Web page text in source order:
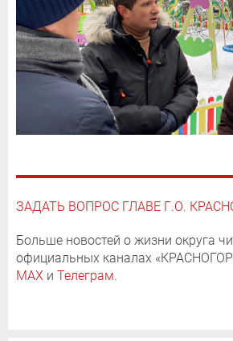
ЗАДАТЬ ВОПРОС ГЛАВЕ Г.О.
Больше новостей о жизни округа
официальных каналах
MAX и Телеграм.